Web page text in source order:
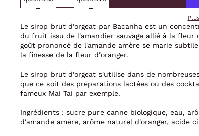
Le sirop brut d'orgeat par Bacanha est un
du fruit issu de l'amandier sauvage allié à la fleur
goût prononcé de l'amande amère se marie
la finesse de la fleur d'oranger.
Le sirop brut d'orgeat s'utilise dans de
que ce soit des préparations lactées ou des
fameux Mai Tai par exemple.
Ingrédients : sucre pure canne biologique, eau,
d'amande amère, arôme naturel d'oranger, acide